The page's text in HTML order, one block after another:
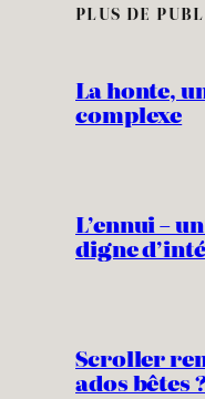
PLUS DE
La honte,
complexe
L’ennui –
digne
Scroller
ados bêtes